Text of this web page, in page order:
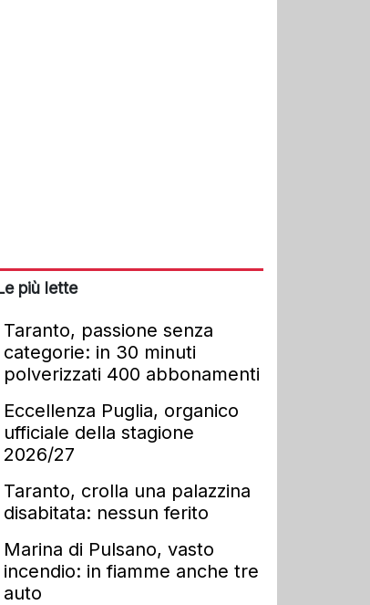
più lette
Taranto, passione senza
categorie: in 30 minuti
polverizzati 400 abbonamenti
Eccellenza Puglia, organico
ufficiale della stagione
2026/27
Taranto, crolla una palazzina
disabitata: nessun ferito
Marina di Pulsano, vasto
incendio: in fiamme anche tre
auto